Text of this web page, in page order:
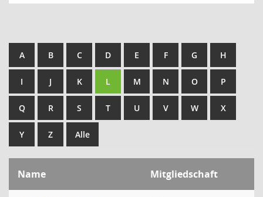
A B C D E F G H
I J K L M N O P
Q R S T U V W X
Y Z Alle
Name Mitgliedschaft